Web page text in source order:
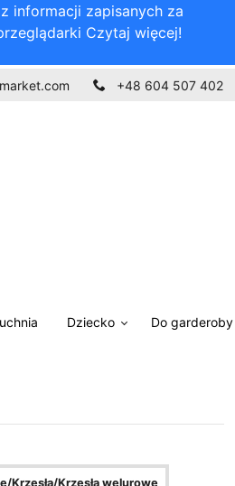
informacji zapisanych za
Czytaj więcej!
+48 604 507 402
Dziecko Do garderoby
Krzesła/Krzesła welurowe